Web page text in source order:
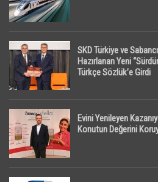
SKD Türkiye ve
Hazırlanan Yeni
Türkçe Sözlük’e Girdi
Evini Yenileyen
Konutun Değerini